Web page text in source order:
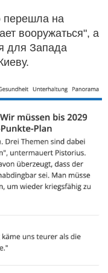
перешла на
вооружаться", а
для Запада